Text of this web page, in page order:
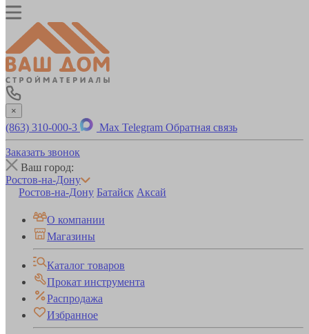
×
(863) 310-000-3 Max Telegram Обратная связь
Заказать звонок
Ваш город:
Ростов-на-Дону
Ростов-на-Дону Батайск Аксай
О компании
Магазины
Каталог товаров
Прокат инструмента
Распродажа
Избранное